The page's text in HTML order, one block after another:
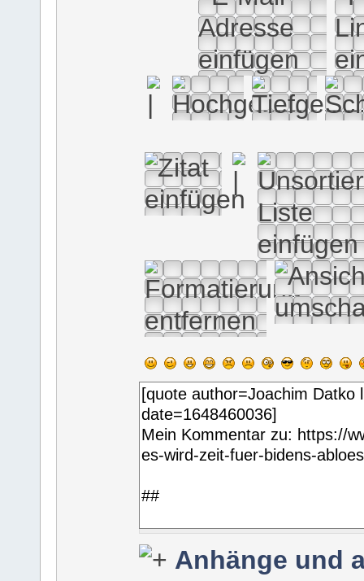
Anhänge und